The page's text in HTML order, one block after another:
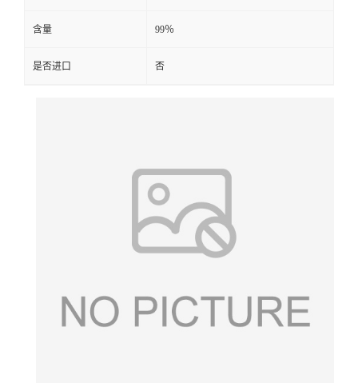
含量 99％
是否进口 否